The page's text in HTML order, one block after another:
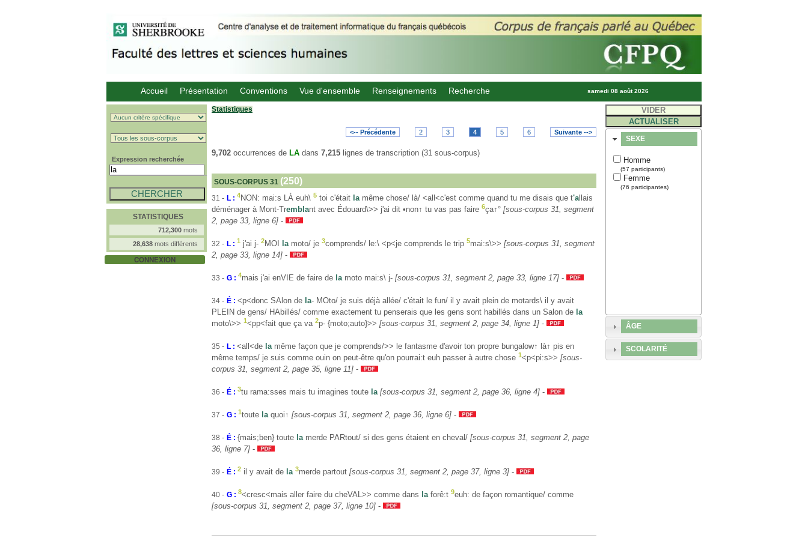
Accueil Présentation Conventions Vue d'ensemble Renseignements Recherche samedi 08 août 2026
Expression recherchée
STATISTIQUES
712,300 mots
28,638 mots différents
CONNEXION
Statistiques
<-- Précédente 2 3 4 5 6 Suivante -->
9,702 occurrences de LA dans 7,215 lignes de transcription (31 sous-corpus)
SOUS-CORPUS 31 (250)
31 - L : 4NON: mai:s LÀ euh\ 5 toi c'était lamême chose/ là/ <all<c'est comme quand tu me disais que t'allais
déménager à Mont-Tremblant avec Édouard\>> j'ai dit •non↑ tu vas pas faire 6ça↑° [sous-corpus 31, segment
2, page 33, ligne 6] -
32 - L : 1 j'ai j- 2MOI lamoto/ je 3comprends/ le:\ <p<je comprends le trip 5mai:s\>> [sous-corpus 31, segment
2, page 33, ligne 14] -
33 - G : 4mais j'ai enVIE de faire de lamoto mai:s\ j- [sous-corpus 31, segment 2, page 33, ligne 17] -
34 - É : <p<donc SAlon de la- MOto/ je suis déjà allée/ c'était le fun/ il y avait plein de motards\ il y avait
PLEIN de gens/ HAbillés/ comme exactement tu penserais que les gens sont habillés dans un Salon de la
moto\>> 1<pp<fait que ça va 2p- {moto;auto}>> [sous-corpus 31, segment 2, page 34, ligne 1] -
35 - L : <all<de lamême façon que je comprends/>> le fantasme d'avoir ton propre bungalow↑ là↑ pis en
même temps/ je suis comme ouin on peut-être qu'on pourrai:t euh passer à autre chose 1<p<pi:s>> [sous-
corpus 31, segment 2, page 35, ligne 11] -
36 - É : 3tu rama:sses mais tu imagines toute la [sous-corpus 31, segment 2, page 36, ligne 4] -
37 - G : 1toute laquoi↑ [sous-corpus 31, segment 2, page 36, ligne 6] -
38 - É : {mais;ben} toute lamerde PARtout/ si des gens étaient en cheval/ [sous-corpus 31, segment 2, page
36, ligne 7] -
39 - É : 2 il y avait de la 3merde partout [sous-corpus 31, segment 2, page 37, ligne 3] -
40 - G : 8<cresc<mais aller faire du cheVAL>> comme dans laforê:t 9euh: de façon romantique/ comme
[sous-corpus 31, segment 2, page 37, ligne 10] -
SEXE
Homme
(57 participants)
Femme
(76 participantes)
ÂGE
SCOLARITÉ